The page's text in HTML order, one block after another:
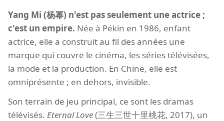
Yang Mi (杨幂) n'est pas seulement une actrice ;
c'est un empire. Née à Pékin en 1986, enfant
actrice, elle a construit au fil des années une
marque qui couvre le cinéma, les séries télévisées,
la mode et la production. En Chine, elle est
omniprésente ; en dehors, invisible.
Son terrain de jeu principal, ce sont les dramas
télévisés. Eternal Love(三生三世十里桃花, 2017), un